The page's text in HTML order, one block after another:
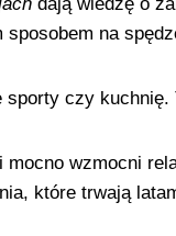
na
czy
wzmocni
które trwają